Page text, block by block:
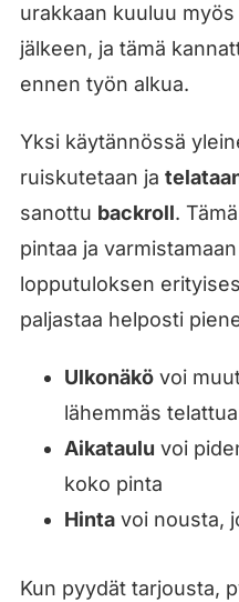
urakkaan kuuluu
jälkeen, ja tämä
ennen työn alkua.
Yksi käytännössä
ruiskutetaan ja
sanottu backroll.
pintaa ja
lopputuloksen
paljastaa helposti
Ulkonäkövoi
lähemmäs
Aikataulu voi
koko pinta
Hintavoi nousta,
Kun pyydät tarjousta,